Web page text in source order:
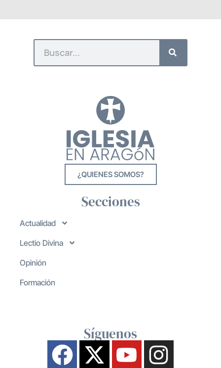
¿QUIENES SOMOS?
Secciones
Actualidad
Lectio Divina
Opinión
Formación
Síguenos